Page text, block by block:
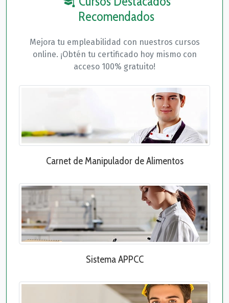
Recomendados
Mejora tu empleabilidad con nuestros cursos
online. ¡Obtén tu certificado hoy mismo con
acceso 100% gratuito!
Carnet de Manipulador de Alimentos
Sistema APPCC